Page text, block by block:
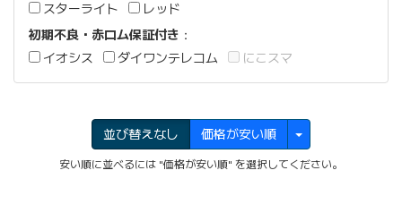
スターライト
レッド
初期不良・赤ロム保証付き ：
イオシス
ダイワンテレコム にこスマ
並び替えなし 価格が安い順
安い順に並べるには "価格が安い順" を選択してください。